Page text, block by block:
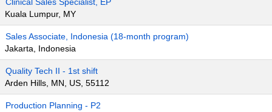
Kuala Lumpur, MY
Sales Associate, Indonesia (18-month program)
Jakarta, Indonesia
Quality Tech II - 1st shift
Arden Hills, MN, US, 55112
Production Planning - P2